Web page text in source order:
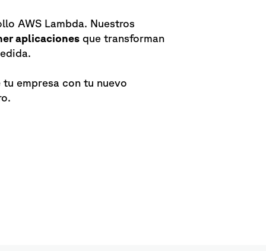
AWS Lambda. Nuestros
aplicaciones que transforman
empresa con tu nuevo